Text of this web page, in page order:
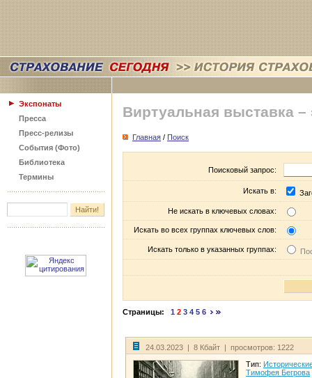
Экспонаты
Пресса
Пресс-релизы
События (Фото)
Библиотека
Термины
Виртуальная выставка –
Главная / Поиск
Поисковый запрос:
Искать в:
Не искать в ключевых словах:
Искать во всех группах ключевых слов:
Искать только в указанных группах:
Страницы: 1 2 3 4 5 6
24.03.2023 | 8 Кбайт | просмотров: 1222
Тип:
Тимофея Бегрова